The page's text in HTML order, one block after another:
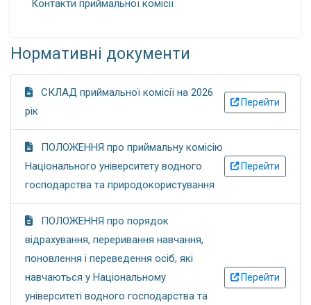
Контакти приймальної комісії
Нормативні документи
СКЛАД приймальної комісії на 2026
рік
Перейти
ПОЛОЖЕННЯ про приймальну комісію
Національного університету водного
господарства та природокористування
Перейти
ПОЛОЖЕННЯ про порядок
відрахування, переривання навчання,
поновлення і переведення осіб, які
навчаються у Національному
університеті водного господарства та
Перейти